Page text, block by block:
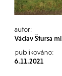
autor:
Václav Štursa
publikováno:
6.11.2021